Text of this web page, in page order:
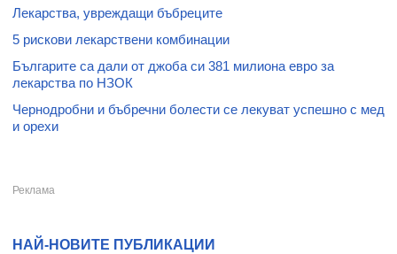
Лекарства, увреждащи бъбреците
5 рискови лекарствени комбинации
Българите са дали от джоба си 381 милиона евро за
лекарства по НЗОК
Чернодробни и бъбречни болести се лекуват успешно с мед
и орехи
НАЙ-НОВИТЕ ПУБЛИКАЦИИ